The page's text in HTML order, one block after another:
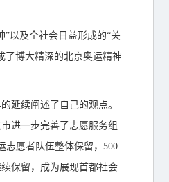
”以及全社会日益形成的“关
了博大精深的北京奥运精神
延续阐述了自己的观点。
进一步完善了志愿服务组
志愿者队伍整体保留，500
保留，成为展现首都社会